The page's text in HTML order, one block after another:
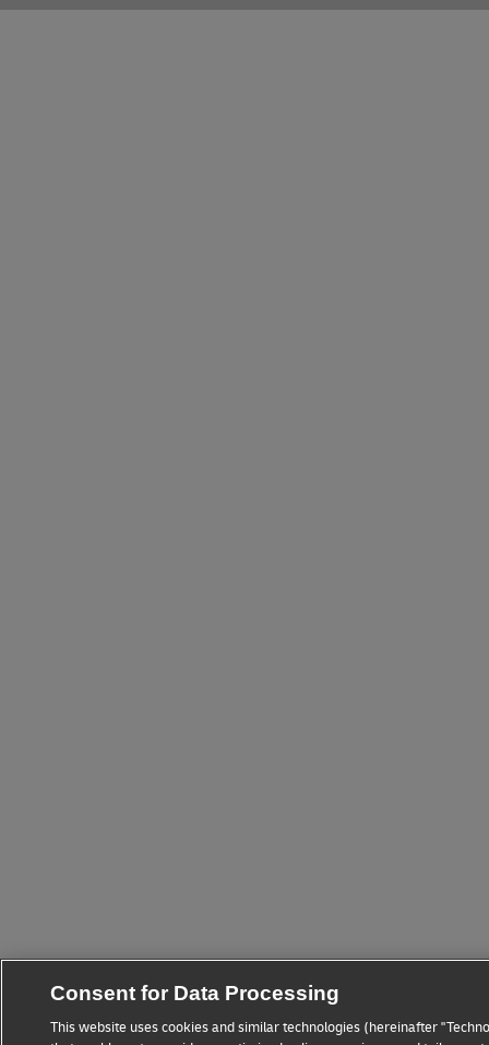
Consent for Data Processing
This website uses cookies and similar technologies (hereinafter